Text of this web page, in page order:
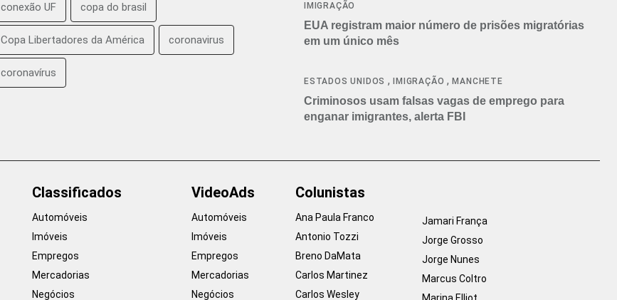
conexão UF copa do brasil
Copa Libertadores da América coronavirus
coronavírus
IMIGRAÇÃO
EUA registram maior número de prisões migratórias
em um único mês
ESTADOS UNIDOS , IMIGRAÇÃO ,MANCHETE
Criminosos usam falsas vagas de emprego para
enganar imigrantes, alerta FBI
Classificados
Automóveis
Imóveis
Empregos
Mercadorias
Negócios
VideoAds
Automóveis
Imóveis
Empregos
Mercadorias
Negócios
Colunistas
Ana Paula Franco
Antonio Tozzi
Breno DaMata
Carlos Martinez
Carlos Wesley
Jamari França
Jorge Grosso
Jorge Nunes
Marcus Coltro